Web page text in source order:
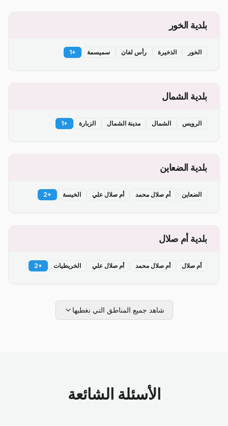
بلدية الخور
الخور الذخيرة رأس لفان سميسمة +
1
بلدية الشمال
الرويس الشمال مدينة الشمال الزبارة +
1
بلدية الضعاين
الضعاين أم صلال محمد أم صلال علي الخيسة +
2
بلدية أم صلال
أم صلال أم صلال محمد أم صلال علي الخريطيات +
2
شاهد جميع المناطق التي نغطيها
الأسئلة الشائعة